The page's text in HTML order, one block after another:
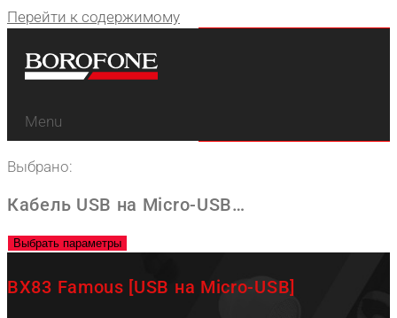
Перейти к содержимому
Menu
Выбрано:
Кабель USB на Micro-USB…
Выбрать параметры
BX83 Famous [USB на Micro-USB]